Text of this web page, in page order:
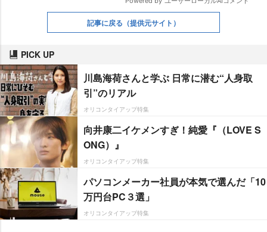
記事に戻る （提供元サイト）
PICK UP
川島海荷さんと学ぶ 日常に潜む“人身取
引”のリアル
オリコンタイアップ特集
向井康二イケメンすぎ！純愛『（LOVE S
ONG）』
オリコンタイアップ特集
パソコンメーカー社員が本気で選んだ「10
万円台PC３選」
オリコンタイアップ特集